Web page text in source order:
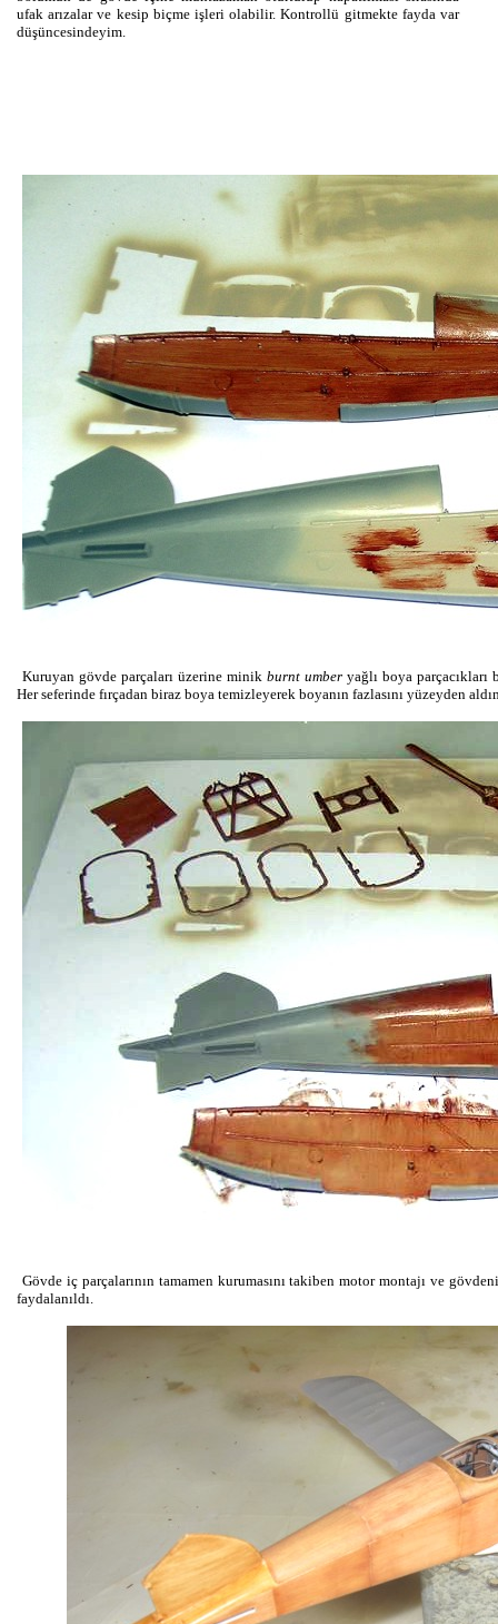
ufak arızalar ve kesip biçme işleri olabilir. Kontrollü gitmekte fayda var
düşüncesindeyim.
Kuruyan gövde parçaları üzerine minik burnt umber yağlı boya parçacıkları
Her seferinde fırçadan biraz boya temizleyerek boyanın fazlasını yüzeyden
Gövde iç parçalarının tamamen kurumasını takiben motor montajı ve
faydalanıldı.